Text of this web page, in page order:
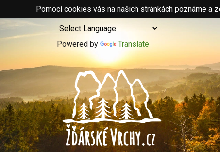
Pomocí cookies vás na našich stránkách poznáme a
Powered by Translate